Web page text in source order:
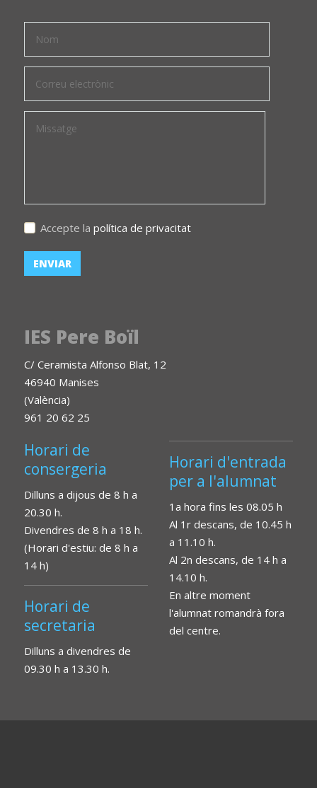
Accepte la política de privacitat
IES Pere Boïl
C/ Ceramista Alfonso Blat, 12
46940 Manises
(València)
961 20 62 25
Horari de
consergeria
Dilluns a dijous de 8 h a
20.30 h.
Divendres de 8 h a 18 h.
(Horari d'estiu: de 8 h a
14 h)
Horari de
secretaria
Dilluns a divendres de
09.30 h a 13.30 h.
Horari d'entrada
per a l'alumnat
1a hora fins les 08.05 h
Al 1r descans, de 10.45 h
a 11.10 h.
Al 2n descans, de 14 h a
14.10 h.
En altre moment
l'alumnat romandrà fora
del centre.